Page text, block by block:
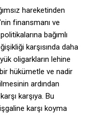
hareketinden
finansmanı ve
bağımlı
karşısında daha
oligarkların lehine
hükümetle ve nadir
ardından
karşıya. Bu
karşı koyma